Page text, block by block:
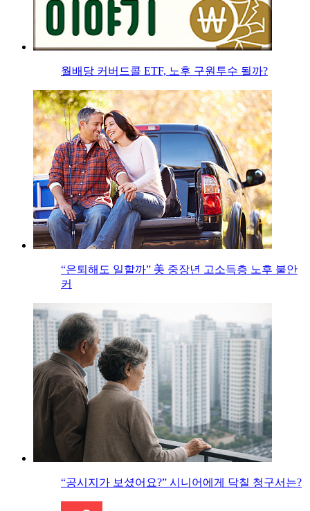
월배당 커버드콜 ETF, 노후 구원투수 될까?
“은퇴해도 일할까” 美 중장년 고소득층 노후 불안
커
“공시지가 보셨어요?” 시니어에게 닥칠 청구서는?